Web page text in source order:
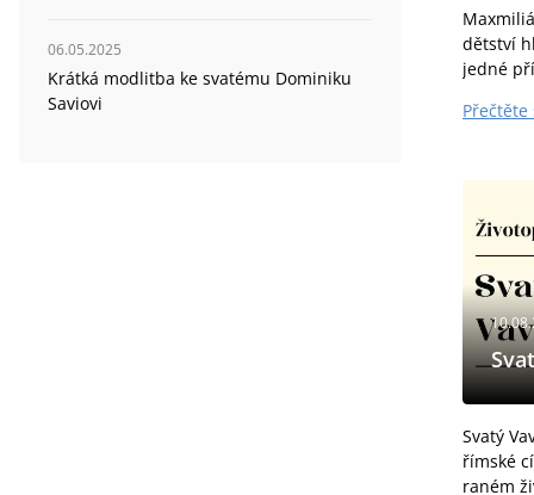
06.05.2025
Krátká modlitba ke svatému Dominiku
Saviovi
dětství
jedné
Svatý
římské
raném